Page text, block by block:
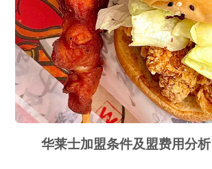
华莱士加盟条件及盟费用分析